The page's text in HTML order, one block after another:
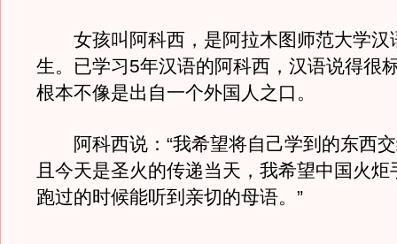
女孩叫阿科西，是阿拉木图师范大学汉
生。已学习5年汉语的阿科西，汉语说得很
根本不像是出自一个外国人之口。
阿科西说：“我希望将自己学到的东西交
且今天是圣火的传递当天，我希望中国火炬
跑过的时候能听到亲切的母语。”